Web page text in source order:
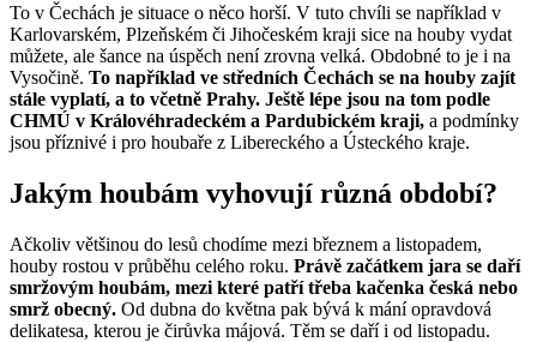
To v Čechách je situace o něco horší. V tuto chvíli se například v
Karlovarském, Plzeňském či Jihočeském kraji sice na houby vydat
můžete, ale šance na úspěch není zrovna velká. Obdobné to je i na
Vysočině. To například ve středních Čechách se na houby zajít
stále vyplatí, a to včetně Prahy. Ještě lépe jsou na tom podle
CHMÚ v Královéhradeckém a Pardubickém kraji, a podmínky
jsou příznivé i pro houbaře z Libereckého a Ústeckého kraje.
Jakým houbám vyhovují různá období?
Ačkoliv většinou do lesů chodíme mezi březnem a listopadem,
houby rostou v průběhu celého roku. Právě začátkem jara se daří
smržovým houbám, mezi které patří třeba kačenka česká nebo
smrž obecný. Od dubna do května pak bývá k mání opravdová
delikatesa, kterou je čirůvka májová. Těm se daří i od listopadu.